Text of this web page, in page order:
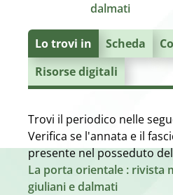
dalmati
Lo trovi in Scheda
Risorse digitali
Trovi il periodico nelle
Verifica se l'annata e il
presente nel posseduto
La porta orientale : rivista
giuliani e dalmati